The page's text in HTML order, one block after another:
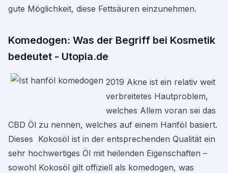
gute Möglichkeit, diese Fettsäuren einzunehmen.
Komedogen: Was der Begriff bei Kosmetik
bedeutet - Utopia.de
2019 Akne ist ein relativ weit
verbreitetes Hautproblem,
welches Allem voran sei das
CBD Öl zu nennen, welches auf einem Hanföl basiert.
Dieses Kokosöl ist in der entsprechenden Qualität ein
sehr hochwertiges Öl mit heilenden Eigenschaften –
sowohl Kokosöl gilt offiziell als komedogen, was